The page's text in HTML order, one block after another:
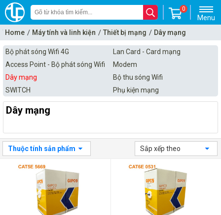
Menu
0
Home Máy tính và linh kiện Thiết bị mạng Dây mạng
Bộ phát sóng Wifi 4G
Lan Card - Card mạng
Access Point - Bộ phát sóng Wifi
Modem
Dây mạng
Bộ thu sóng Wifi
SWITCH
Phụ kiện mạng
Dây mạng
Sắp xếp theo
Thuộc tính sản phẩm